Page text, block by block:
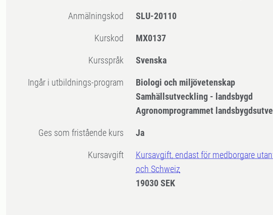
Anmälningskod SLU-20110
Kurskod MX0137
Kursspråk Svenska
Ingår i utbildnings-program
Biologi och miljövetenskap
Samhällsutveckling - landsbygd
Agronomprogrammet
Ges som fristående kurs Ja
Kursavgift
Kursavgift, endast för medborgare
och Schweiz
19030 SEK